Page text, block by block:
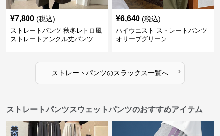
¥7,800 (税込)
ストレートパンツ 秋冬レトロ風
ストレートアンクル丈パンツ
¥6,640 (税込)
ハイウエスト ストレートパンツ
オリーブグリーン
ストレートパンツのスラックス一覧へ ›
ストレートパンツスウェットパンツのおすすめアイテム